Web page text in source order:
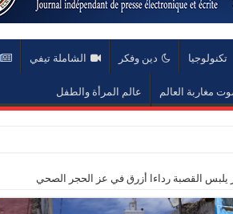
تكنولوجيا دين وفكر الشاملة تيفي
مغاربة العالم عالم المرأة والطفل
يلبس القصبة رداءا أزرق في عز الحجر الصحي